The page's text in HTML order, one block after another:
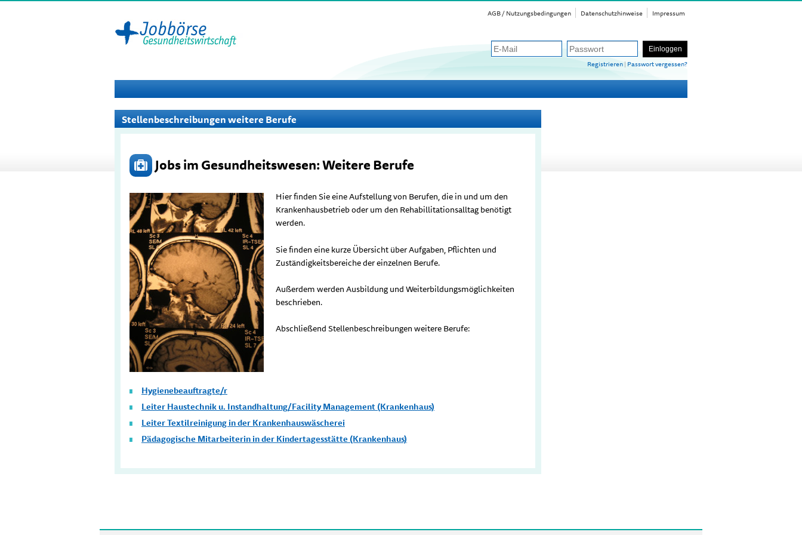
AGB / Nutzungsbedingungen Datenschutzhinweise Impressum
Einloggen
Registrieren| Passwort vergessen?
Stellenbeschreibungen weitere Berufe
Jobs im Gesundheitswesen: Weitere Berufe
Hier finden Sie eine Aufstellung von Berufen, die in und um den
Krankenhausbetrieb oder um den Rehabillitationsalltag benötigt
werden.
Sie finden eine kurze Übersicht über Aufgaben, Pflichten und
Zuständigkeitsbereiche der einzelnen Berufe.
Außerdem werden Ausbildung und Weiterbildungsmöglichkeiten
beschrieben.
Abschließend Stellenbeschreibungen weitere Berufe:
Hygienebeauftragte/r
Leiter Haustechnik u. Instandhaltung/Facility Management (Krankenhaus)
Leiter Textilreinigung in der Krankenhauswäscherei
Pädagogische Mitarbeiterin in der Kindertagesstätte (Krankenhaus)